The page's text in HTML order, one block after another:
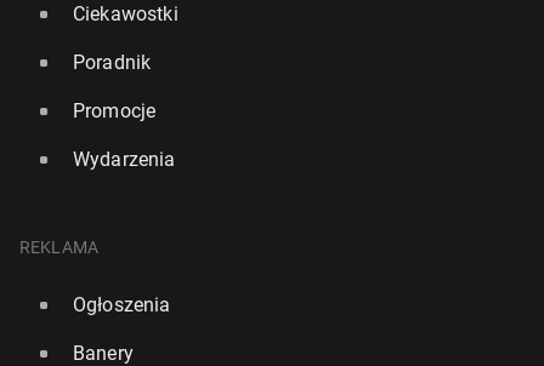
Ciekawostki
Poradnik
Promocje
Wydarzenia
REKLAMA
Ogłoszenia
Banery